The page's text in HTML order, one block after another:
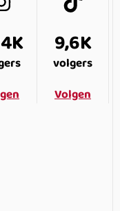
9,6K
volgers
Volgen